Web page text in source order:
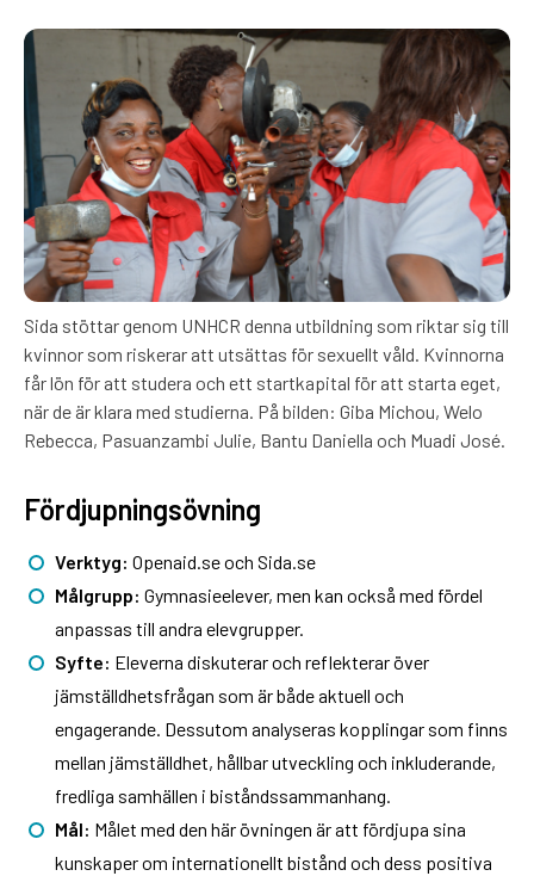
Sida stöttar genom UNHCR denna utbildning som riktar sig till
kvinnor som riskerar att utsättas för sexuellt våld. Kvinnorna
får lön för att studera och ett startkapital för att starta eget,
när de är klara med studierna. På bilden: Giba Michou, Welo
Rebecca, Pasuanzambi Julie, Bantu Daniella och Muadi José.
Fördjupningsövning
Verktyg: Openaid.se och Sida.se
Målgrupp: Gymnasieelever, men kan också med fördel
anpassas till andra elevgrupper.
Syfte: Eleverna diskuterar och reflekterar över
jämställdhetsfrågan som är både aktuell och
engagerande. Dessutom analyseras kopplingar som finns
mellan jämställdhet, hållbar utveckling och inkluderande,
fredliga samhällen i biståndssammanhang.
Mål: Målet med den här övningen är att fördjupa sina
kunskaper om internationellt bistånd och dess positiva